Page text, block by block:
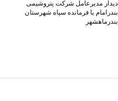
دیدار مدیرعامل شرکت پتروشیمی
بندرامام با فرمانده سپاه شهرستان
بندرماهشهر